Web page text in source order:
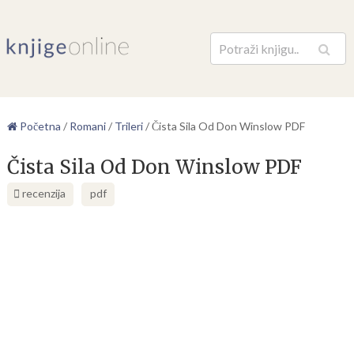
Pretraga
Početna / Romani/ Trileri/Čista Sila Od Don Winslow PDF
Čista Sila Od Don Winslow PDF
recenzija pdf